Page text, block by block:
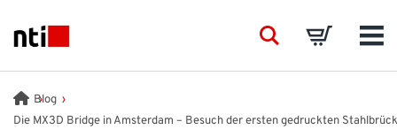
NTI logo
BRANCHEN
SearchBasket
Blog
Die MX3D Bridge in Amsterdam – Besuch der ersten gedruckten